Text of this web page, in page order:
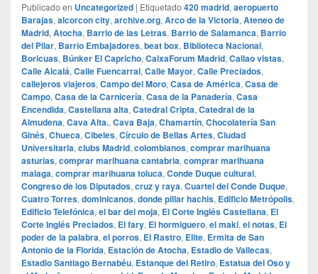
Publicado en Uncategorized | Etiquetado 420 madrid, aeropuerto
Barajas, alcorcon city, archive.org, Arco de la Victoria, Ateneo de
Madrid, Atocha, Barrio de las Letras, Barrio de Salamanca, Barrio
del Pilar, Barrio Embajadores, beat box, Biblioteca Nacional,
Boricuas, Búnker El Capricho, CaixaForum Madrid, Callao vistas,
Calle Alcalá, Calle Fuencarral, Calle Mayor, Calle Preciados,
callejeros viajeros, Campo del Moro, Casa de América, Casa de
Campo, Casa de la Carnicería, Casa de la Panadería, Casa
Encendida, Castellana alta, Catedral Cripta, Catedral de la
Almudena, Cava Alta., Cava Baja, Chamartín, Chocolatería San
Ginés, Chueca, Cibeles, Círculo de Bellas Artes, Ciudad
Universitaria, clubs Madrid, colombianos, comprar marihuana
asturias, comprar marihuana cantabria, comprar marihuana
malaga, comprar marihuana toluca, Conde Duque cultural,
Congreso de los Diputados, cruz y raya, Cuartel del Conde Duque,
Cuatro Torres, dominicanos, donde pillar hachis, Edificio Metrópolis,
Edificio Telefónica, el bar del moja, El Corte Inglés Castellana, El
Corte Inglés Preciados, El fary, El hormiguero, el maki, el notas, El
poder de la palabra, el porros, El Rastro, Elite, Ermita de San
Antonio de la Florida, Estación de Atocha, Estadio de Vallecas,
Estadio Santiago Bernabéu, Estanque del Retiro, Estatua del Oso y